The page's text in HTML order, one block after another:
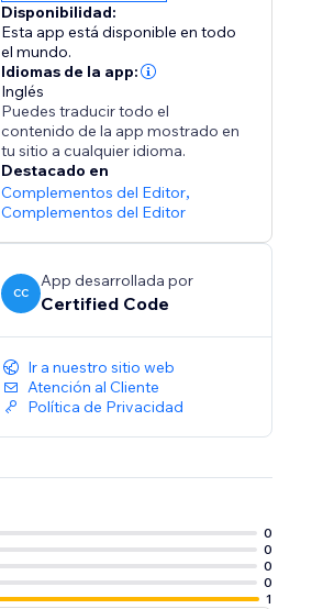
Disponibilidad:
Esta app está disponible en todo
el mundo.
Idiomas de la app:
Inglés
Puedes traducir todo el
contenido de la app mostrado en
tu sitio a cualquier idioma.
Destacado en
Complementos del Editor,
Complementos del Editor
CC
App desarrollada por
Certified Code
Ir a nuestro sitio web
Atención al Cliente
Política de Privacidad
0
0
0
0
1